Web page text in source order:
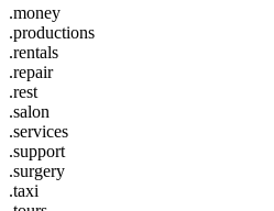
.money
.productions
.rentals
.repair
.rest
.salon
.services
.support
.surgery
.taxi